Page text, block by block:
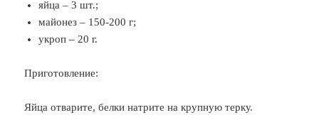
яйца – 3 шт.;
майонез – 150-200 г;
укроп – 20 г.
Приготовление:
Яйца отварите, белки натрите на крупную терку.